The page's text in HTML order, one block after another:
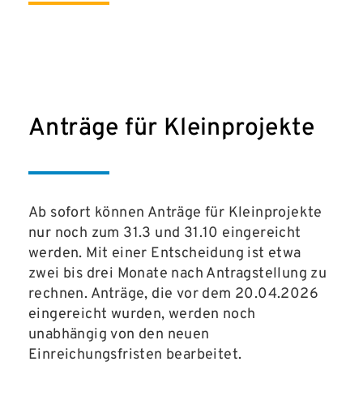
Anträge für Kleinprojekte
Ab sofort können Anträge für Kleinprojekte
nur noch zum 31.3 und 31.10 eingereicht
werden. Mit einer Entscheidung ist etwa
zwei bis drei Monate nach Antragstellung zu
rechnen. Anträge, die vor dem 20.04.2026
eingereicht wurden, werden noch
unabhängig von den neuen
Einreichungsfristen bearbeitet.